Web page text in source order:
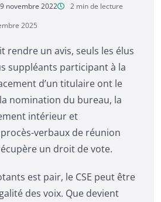
novembre 2022
2 min de lecture
2025
rendre un avis, seuls les élus
suppléants participant à la
d’un titulaire ont le
nomination du bureau, la
intérieur et
verbaux de réunion
un droit de vote.
est pair, le CSE peut être
des voix. Que devient